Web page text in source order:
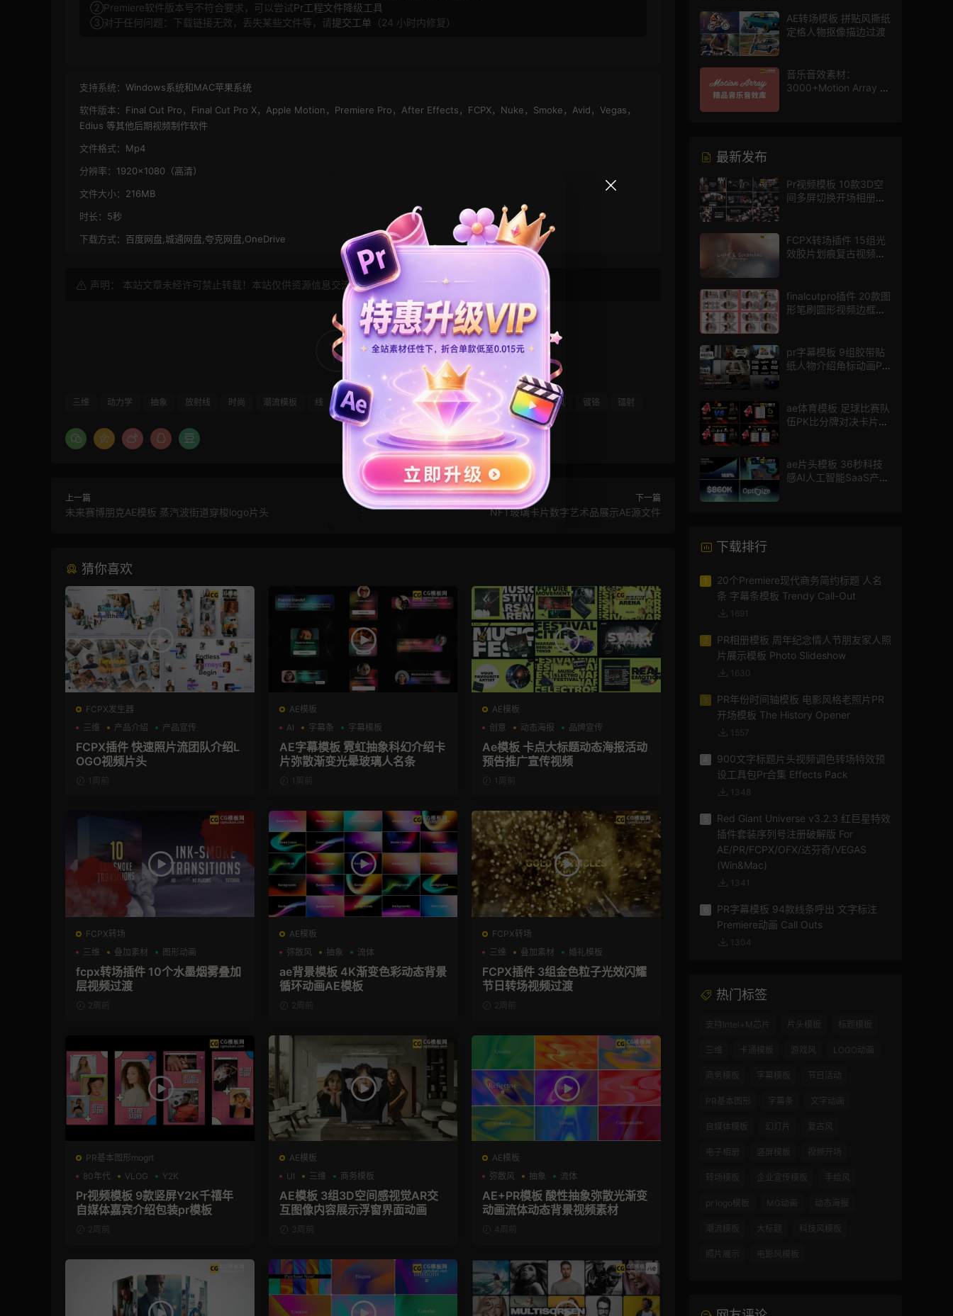
②Premiere软件版本号不符合要求，可以尝试Pr工程文件降级工具
③对于任何问题：下载链接无效，丢失某些文件等，请提交工单 （24 小时内修复）
支持系统： Windows系统和MAC苹果系统
软件版本： Final Cut Pro，Final Cut Pro X，Apple Motion，Premiere Pro，After Effects，FCPX，Nuke，Smoke，Avid，Vegas，
Edius 等其他后期视频制作软件
文件格式： Mp4
分辨率： 1920×1080（高清）
文件大小： 216MB
时长： 5秒
下载方式： 百度网盘,城通网盘,夸克网盘,OneDrive
声明： 本站文章未经许可禁止转载！本站仅供资源信息交流学习， 版权说明 点此了解！
10
三维 动力学 抽象 放射线 时尚 潮流模板 线 蒸汽波 视频素材 视频背景 赛博朋克 酸性风 镀铬 镭射
上一篇
未来赛博朋克AE模板 蒸汽波街道穿梭logo片头
下一篇
NFT玻璃卡片数字艺术品展示AE源文件
猜你喜欢
FCPX发生器
三维
产品介绍 产品宣传
FCPX插件 快速照片流团队介绍L
OGO视频片头
1周前
AE模板
AI
字幕条 字幕模板
AE字幕模板 霓虹抽象科幻介绍卡
片弥散渐变光晕玻璃人名条
1周前
AE模板
创意
动态海报 品牌宣传
Ae模板 卡点大标题动态海报活动
预告推广宣传视频
1周前
FCPX转场
三维
叠加素材 图形动画
fcpx转场插件 10个水墨烟雾叠加
层视频过渡
2周前
AE模板
弥散风
抽象 流体
ae背景模板 4K渐变色彩动态背景
循环动画AE模板
2周前
FCPX转场
三维
叠加素材 婚礼模板
FCPX插件 3组金色粒子光效闪耀
节日转场视频过渡
2周前
PR基本图形mogrt
80年代
VLOG Y2K
Pr视频模板 9款竖屏Y2K千禧年
自媒体嘉宾介绍包装pr模板
2周前
AE模板
UI
三维 商务模板
AE模板 3组3D空间感视觉AR交
互图像内容展示浮窗界面动画
3周前
AE模板
弥散风
抽象 流体
AE+PR模板 酸性抽象弥散光渐变
动画流体动态背景视频素材
4周前
AE转场模板 拼贴风撕纸
定格人物抠像描边过渡
音乐音效素材：
3000+Motion Array 影
最新发布
Pr视频模板 10款3D空
间多屏切换开场相册视
FCPX转场插件 15组光
效胶片划痕复古视频过
finalcutpro插件 20款图
形笔刷圆形视频边框遮
pr字幕模板 9组胶带贴
纸人物介绍角标动画PR
ae体育模板 足球比赛队
伍PK比分牌对决卡片球
ae片头模板 36秒科技
感AI人工智能SaaS产品
下载排行
1
20个Premiere现代商务简约标题 人名
条 字幕条模板 Trendy Call-Out
1691
2
PR相册模板 周年纪念情人节朋友家人照
片展示模板 Photo Slideshow
1630
3
PR年份时间轴模板 电影风格老照片PR
开场模板 The History Opener
1557
900文字标题片头视频调色转场特效预
设工具包Pr合集 Effects Pack
1348
Red Giant Universe v3.2.3 红巨星特效
插件套装序列号注册破解版 For
AE/PR/FCPX/OFX/达芬奇/VEGAS
(Win&Mac)
1341
PR字幕模板 94款线条呼出 文字标注
Premiere动画 Call Outs
1304
热门标签
支持Intel+M芯片 片头模板 标题模板
三维 卡通模板 游戏风 LOGO动画
商务模板 字幕模板 节日活动
PR基本图形 字幕条 文字动画
自媒体模板 幻灯片 复古风
电子相册 竖屏模板 视频开场
转场模板 企业宣传模板 手绘风
pr logo模板 MG动画 动态海报
潮流模板 大标题 科技风模板
照片展示 电影风模板